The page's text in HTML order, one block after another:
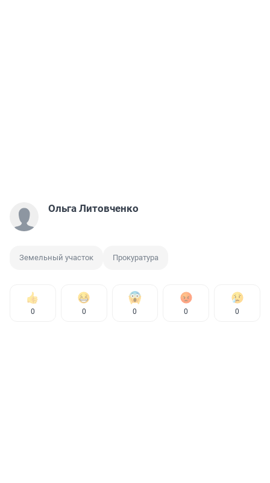
Ольга Литовченко
Земельный участок Прокуратура
0 0 0 0 0